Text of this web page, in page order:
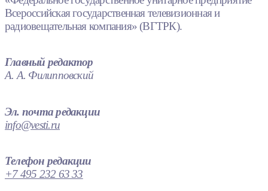
Всероссийская государственная телевизионная и
радиовещательная компания» (ВГТРК).
Главный редактор
А. А. Филипповский
Эл. почта редакции
info@vesti.ru
Телефон редакции
+7 495 232 63 33